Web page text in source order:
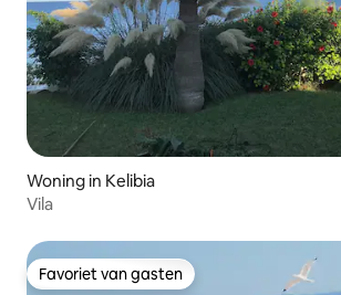
Woning in Kelibia
Vila
Favoriet van gasten
Favoriet van gasten